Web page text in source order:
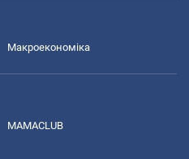
Макроекономіка
MAMACLUB